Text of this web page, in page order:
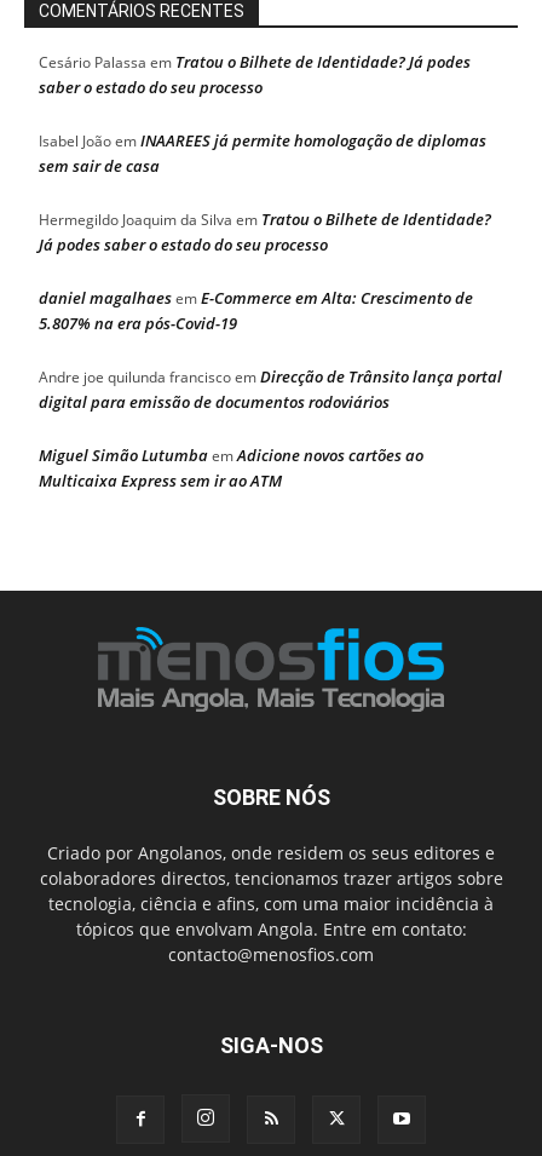
COMENTÁRIOS RECENTES
Cesário Palassa em Tratou o Bilhete de Identidade? Já podes
saber o estado do seu processo
Isabel JoãoemINAAREES já permite homologação de diplomas
sem sair de casa
Hermegildo Joaquim da Silva em Tratou o Bilhete de Identidade?
Já podes saber o estado do seu processo
daniel magalhaesemE-Commerce em Alta: Crescimento de
5.807% na era pós-Covid-19
Andre joe quilunda franciscoemDirecção de Trânsito lança portal
digital para emissão de documentos rodoviários
Miguel Simão LutumbaemAdicione novos cartões ao
Multicaixa Express sem ir ao ATM
SOBRE NÓS
Criado por Angolanos, onde residem os seus editores e
colaboradores directos, tencionamos trazer artigos sobre
tecnologia, ciência e afins, com uma maior incidência à
tópicos que envolvam Angola. Entre em contato:
contacto@menosfios.com
SIGA-NOS